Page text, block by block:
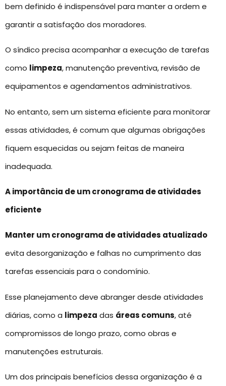
bem definido é indispensável para manter a ordem e
garantir a satisfação dos moradores.
O síndico precisa acompanhar a execução de tarefas
como limpeza, manutenção preventiva, revisão de
equipamentos e agendamentos administrativos.
No entanto, sem um sistema eficiente para monitorar
essas atividades, é comum que algumas obrigações
fiquem esquecidas ou sejam feitas de maneira
inadequada.
A importância de um cronograma de atividades
eficiente
Manter um cronograma de atividades atualizado
evita desorganização e falhas no cumprimento das
tarefas essenciais para o condomínio.
Esse planejamento deve abranger desde atividades
diárias, como a limpeza das áreas comuns, até
compromissos de longo prazo, como obras e
manutenções estruturais.
Um dos principais benefícios dessa organização é a